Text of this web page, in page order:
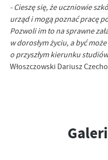
- Cieszę się, że uczniowie
urząd i mogą poznać pracę
Pozwoli im to na sprawne
w dorosłym życiu, a być
o przyszłym kierunku
Włoszczowski Dariusz